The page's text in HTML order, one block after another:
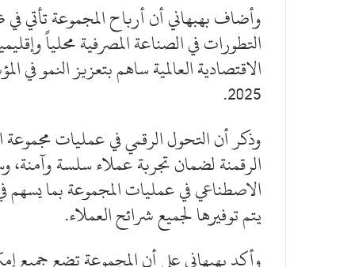
وأضاف بهبهاني أن أرباح المجموعة تأتي
التطورات في الصناعة المصرفية محلياً
الاقتصادية العالمية ساهم بتعزيز النمو في
2025.
وذكر أن التحول الرقمي في عمليات مجموعة
الرقمنة لضمان تجربة عملاء سلسة وآمنة،
الاصطناعي في عمليات المجموعة بما يسهم
يتم توفيرها لجميع شرائح العملاء.